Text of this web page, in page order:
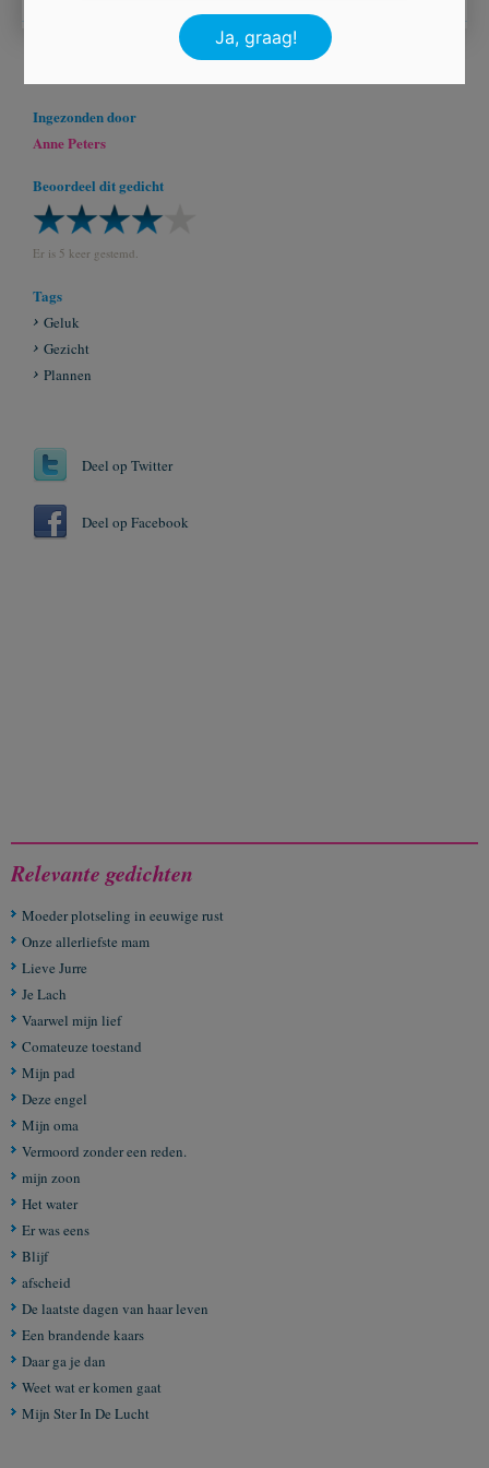
Ingezonden door
Anne Peters
Beoordeel dit gedicht
Er is 5 keer gestemd.
Tags
Geluk
Gezicht
Plannen
Deel op Twitter
Deel op Facebook
Relevante gedichten
Moeder plotseling in eeuwige rust
Onze allerliefste mam
Lieve Jurre
Je Lach
Vaarwel mijn lief
Comateuze toestand
Mijn pad
Deze engel
Mijn oma
Vermoord zonder een reden.
mijn zoon
Het water
Er was eens
Blijf
afscheid
De laatste dagen van haar leven
Een brandende kaars
Daar ga je dan
Weet wat er komen gaat
Mijn Ster In De Lucht